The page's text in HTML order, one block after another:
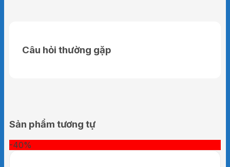
Câu hỏi thường gặp
Sản phẩm tương tự
-40%